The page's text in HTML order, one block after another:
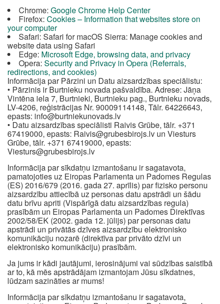
Chrome: Google Chrome Help Center
Firefox: Cookies – Information that websites store on
your computer
Safari: Safari for macOS Sierra: Manage cookies and
website data using Safari
Edge: Microsoft Edge, browsing data, and privacy
Opera: Security and Privacy in Opera (Referrals,
redirections, and cookies)
Informācija par Pārzini un Datu aizsardzības speciālistu:
• Pārzinis ir Burtnieku novada pašvaldība. Adrese: Jāņa
Vintēna iela 7, Burtnieki, Burtnieku pag., Burtnieku novads,
LV-4206, reģistrācijas Nr. 90009114148, Tālr. 64226643,
epasts: info@burtniekunovads.lv
• Datu aizsardzības speciālisti Raivis Grūbe, tālr. +371
67419000, epasts: Raivis@grubesbirojs.lv un Viesturs
Grūbe, tālr. +371 67419000, epasts:
Viesturs@grubesbirojs.lv
Informācija par sīkdatņu izmantošanu ir sagatavota,
pamatojoties uz Eiropas Parlamenta un Padomes Regulas
(ES) 2016/679 (2016. gada 27. aprīlis) par fizisko personu
aizsardzību attiecībā uz personas datu apstrādi un šādu
datu brīvu apriti (Vispārīgā datu aizsardzības regula)
prasībām un Eiropas Parlamenta un Padomes Direktīvas
2002/58/EK (2002. gada 12. jūlijs) par personas datu
apstrādi un privātās dzīves aizsardzību elektronisko
komunikāciju nozarē (direktīva par privāto dzīvi un
elektronisko komunikāciju) prasībām.
Ja jums ir kādi jautājumi, ierosinājumi vai sūdzības saistībā
ar to, kā mēs apstrādājam izmantojam Jūsu sīkdatnes,
lūdzam sazināties ar mums!
Informācija par sīkdatņu izmantošanu ir sagatavota,